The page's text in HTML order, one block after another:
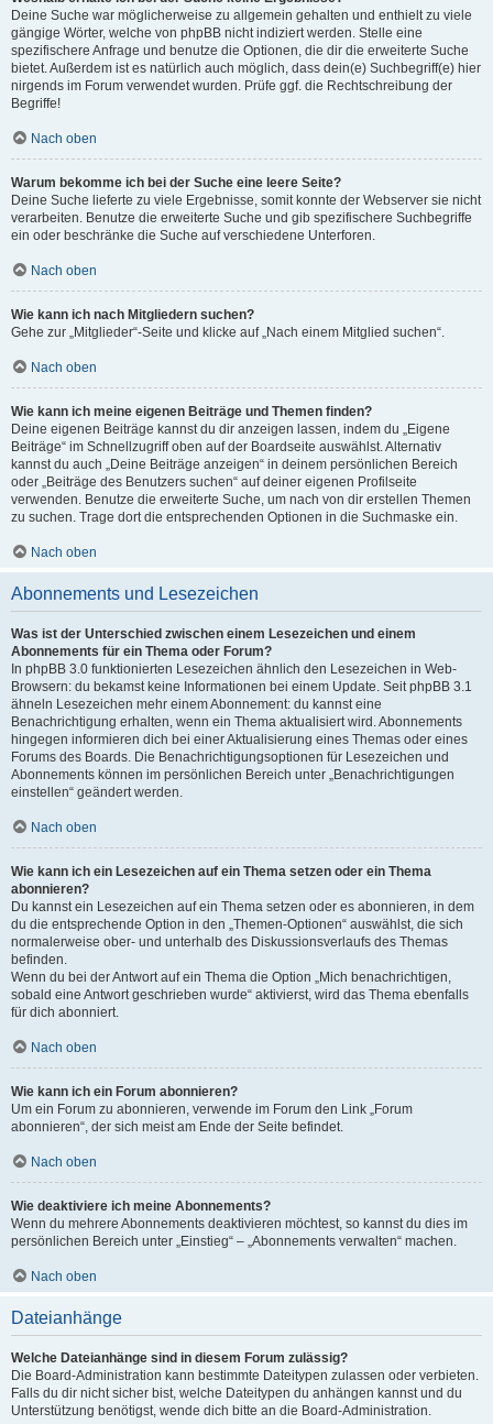
Deine Suche war möglicherweise zu allgemein gehalten und enthielt zu viele
gängige Wörter, welche von phpBB nicht indiziert werden. Stelle eine
spezifischere Anfrage und benutze die Optionen, die dir die erweiterte Suche
bietet. Außerdem ist es natürlich auch möglich, dass dein(e) Suchbegriff(e) hier
nirgends im Forum verwendet wurden. Prüfe ggf. die Rechtschreibung der
Begriffe!
Nach oben
Warum bekomme ich bei der Suche eine leere Seite?
Deine Suche lieferte zu viele Ergebnisse, somit konnte der Webserver sie nicht
verarbeiten. Benutze die erweiterte Suche und gib spezifischere Suchbegriffe
ein oder beschränke die Suche auf verschiedene Unterforen.
Nach oben
Wie kann ich nach Mitgliedern suchen?
Gehe zur „Mitglieder“-Seite und klicke auf „Nach einem Mitglied suchen“.
Nach oben
Wie kann ich meine eigenen Beiträge und Themen finden?
Deine eigenen Beiträge kannst du dir anzeigen lassen, indem du „Eigene
Beiträge“ im Schnellzugriff oben auf der Boardseite auswählst. Alternativ
kannst du auch „Deine Beiträge anzeigen“ in deinem persönlichen Bereich
oder „Beiträge des Benutzers suchen“ auf deiner eigenen Profilseite
verwenden. Benutze die erweiterte Suche, um nach von dir erstellen Themen
zu suchen. Trage dort die entsprechenden Optionen in die Suchmaske ein.
Nach oben
Abonnements und Lesezeichen
Was ist der Unterschied zwischen einem Lesezeichen und einem
Abonnements für ein Thema oder Forum?
In phpBB 3.0 funktionierten Lesezeichen ähnlich den Lesezeichen in Web-
Browsern: du bekamst keine Informationen bei einem Update. Seit phpBB 3.1
ähneln Lesezeichen mehr einem Abonnement: du kannst eine
Benachrichtigung erhalten, wenn ein Thema aktualisiert wird. Abonnements
hingegen informieren dich bei einer Aktualisierung eines Themas oder eines
Forums des Boards. Die Benachrichtigungsoptionen für Lesezeichen und
Abonnements können im persönlichen Bereich unter „Benachrichtigungen
einstellen“ geändert werden.
Nach oben
Wie kann ich ein Lesezeichen auf ein Thema setzen oder ein Thema
abonnieren?
Du kannst ein Lesezeichen auf ein Thema setzen oder es abonnieren, in dem
du die entsprechende Option in den „Themen-Optionen“ auswählst, die sich
normalerweise ober- und unterhalb des Diskussionsverlaufs des Themas
befinden.
Wenn du bei der Antwort auf ein Thema die Option „Mich benachrichtigen,
sobald eine Antwort geschrieben wurde“ aktivierst, wird das Thema ebenfalls
für dich abonniert.
Nach oben
Wie kann ich ein Forum abonnieren?
Um ein Forum zu abonnieren, verwende im Forum den Link „Forum
abonnieren“, der sich meist am Ende der Seite befindet.
Nach oben
Wie deaktiviere ich meine Abonnements?
Wenn du mehrere Abonnements deaktivieren möchtest, so kannst du dies im
persönlichen Bereich unter „Einstieg“ – „Abonnements verwalten“ machen.
Nach oben
Dateianhänge
Welche Dateianhänge sind in diesem Forum zulässig?
Die Board-Administration kann bestimmte Dateitypen zulassen oder verbieten.
Falls du dir nicht sicher bist, welche Dateitypen du anhängen kannst und du
Unterstützung benötigst, wende dich bitte an die Board-Administration.